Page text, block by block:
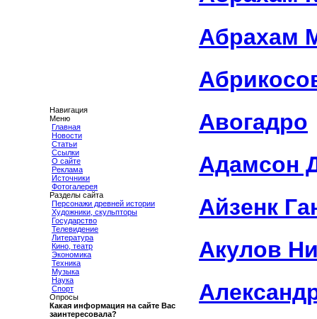
Навигация
Меню
Главная
Новости
Статьи
Ссылки
О сайте
Реклама
Источники
Фотогалерея
Разделы сайта
Персонажи древней истории
Художники, скульпторы
Государство
Телевидение
Литература
Кино, театр
Экономика
Техника
Музыка
Наука
Спорт
Опросы
Какая информация на сайте Вас
заинтересовала?
Абрахам
Авогадро
Адамсон
Айзенк
Акулов